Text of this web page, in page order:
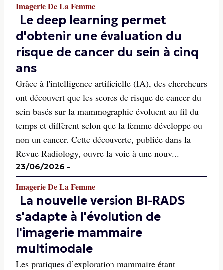
Imagerie De La Femme
Le deep learning permet
d'obtenir une évaluation du
risque de cancer du sein à cinq
ans
Grâce à l'intelligence artificielle (IA), des chercheurs
ont découvert que les scores de risque de cancer du
sein basés sur la mammographie évoluent au fil du
temps et diffèrent selon que la femme développe ou
non un cancer. Cette découverte, publiée dans la
Revue Radiology, ouvre la voie à une nouv...
23/06/2026 -
Imagerie De La Femme
La nouvelle version BI-RADS
s'adapte à l'évolution de
l'imagerie mammaire
multimodale
Les pratiques d’exploration mammaire étant